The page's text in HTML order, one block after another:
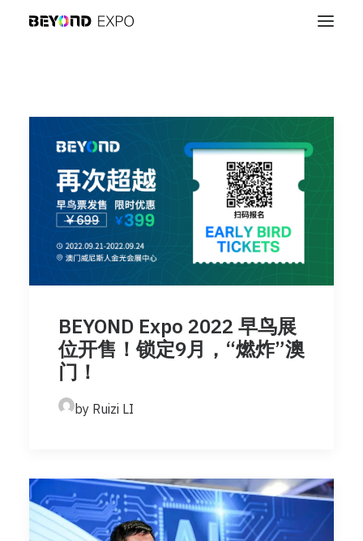
BEYOND Expo 2022 早鸟展
位开售！锁定9月，“燃炸”澳
门！
by Ruizi LI